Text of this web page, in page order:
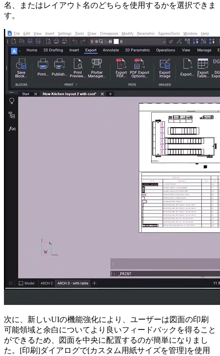
名、またはレイアウト名のどちらを使用するかを選択できま
す。
次に、新しいUIの機能強化により、ユーザーは図面の印刷
可能領域と余白についてより良いフィードバックを得ること
ができるため、図面を中央に配置するのが簡単になりまし
た。[印刷]ダイアログで[カスタム用紙サイズを管理]を使用